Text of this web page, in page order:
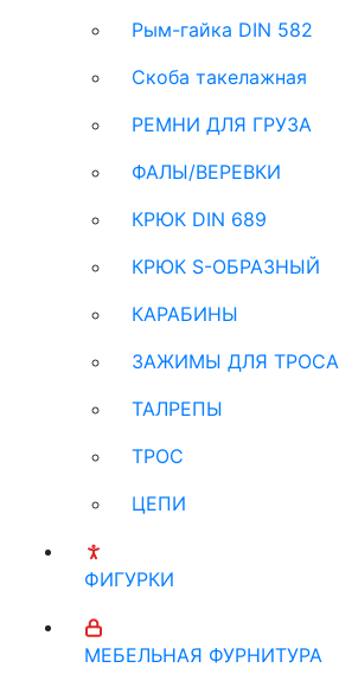
Рым-гайка DIN 582
Скоба такелажная
РЕМНИ ДЛЯ ГРУЗА
ФАЛЫ/ВЕРЕВКИ
КРЮК DIN 689
КРЮК S-ОБРАЗНЫЙ
КАРАБИНЫ
ЗАЖИМЫ ДЛЯ ТРОСА
ТАЛРЕПЫ
ТРОС
ЦЕПИ
ФИГУРКИ
МЕБЕЛЬНАЯ ФУРНИТУРА